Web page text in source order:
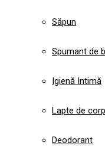
Săpun
Spumant de
Igienă Intimă
Lapte de corp
Deodorant